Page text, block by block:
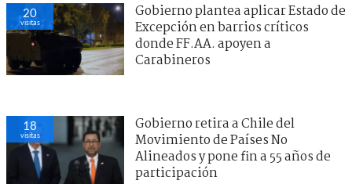
20
visitas
Gobierno plantea aplicar Estado de
Excepción en barrios críticos
donde FF.AA. apoyen a
Carabineros
18
visitas
Gobierno retira a Chile del
Movimiento de Países No
Alineados y pone fin a 55 años de
participación